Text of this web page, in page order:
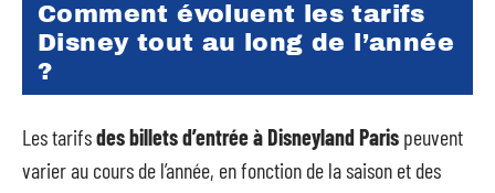
Comment évoluent les tarifs
Disney tout au long de l’année
?
Les tarifsdes billets d’entrée à Disneyland Paris peuvent
varier au cours de l’année, en fonction de la saison et des